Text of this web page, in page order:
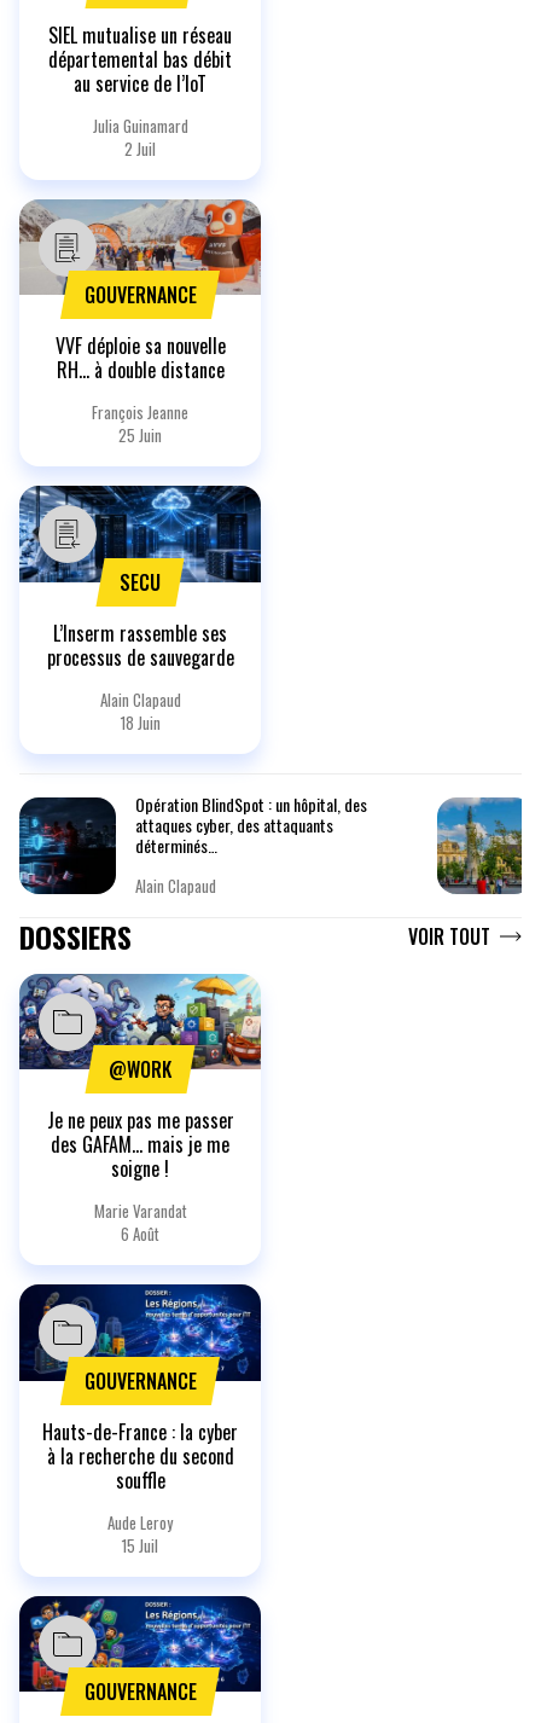
SIEL mutualise un réseau
départemental bas débit
au service de l’IoT
Julia Guinamard
2 Juil
GOUVERNANCE
VVF déploie sa nouvelle
RH… à double distance
François Jeanne
25 Juin
SECU
L’Inserm rassemble ses
processus de sauvegarde
Alain Clapaud
18 Juin
Opération BlindSpot : un hôpital, des
attaques cyber, des attaquants
déterminés…
Alain Clapaud
DOSSIERS VOIR TOUT
@WORK
Je ne peux pas me passer
des GAFAM… mais je me
soigne !
Marie Varandat
6 Août
GOUVERNANCE
Hauts-de-France : la cyber
à la recherche du second
souffle
Aude Leroy
15 Juil
GOUVERNANCE